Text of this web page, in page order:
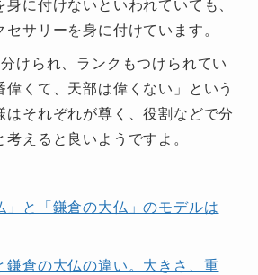
身に付けないといわれていても、
サリーを身に付けています。
けられ、ランクもつけられてい
偉くて、天部は偉くない」という
はそれぞれが尊く、役割などで分
えると良いようですよ。
」と「鎌倉の大仏」のモデルは
鎌倉の大仏の違い。大きさ、重